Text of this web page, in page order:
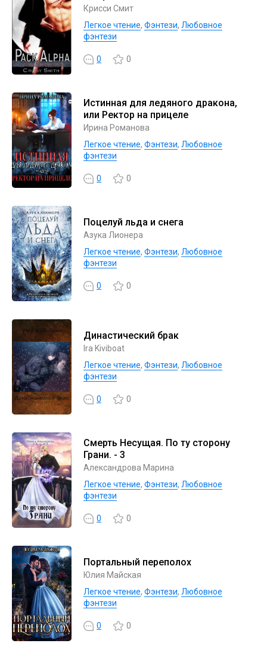
Крисси Смит
Легкое чтение, Фэнтези, Любовное
фэнтези
0 0
Истинная для ледяного дракона,
или Ректор на прицеле
Ирина Романова
Легкое чтение, Фэнтези, Любовное
фэнтези
0 0
Поцелуй льда и снега
Азука Лионера
Легкое чтение, Фэнтези, Любовное
фэнтези
0 0
Династический брак
Ira Kiviboat
Легкое чтение, Фэнтези, Любовное
фэнтези
0 0
Смерть Несущая. По ту сторону
Грани. - 3
Александрова Марина
Легкое чтение, Фэнтези, Любовное
фэнтези
0 0
Портальный переполох
Юлия Майская
Легкое чтение, Фэнтези, Любовное
фэнтези
0 0